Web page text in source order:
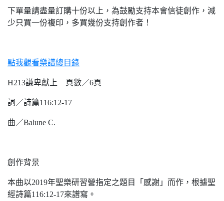
下單量請盡量訂購十份以上，為鼓勵支持本會信徒創作，減
少只買一份複印，多買幾份支持創作者！
點我觀看樂譜總目錄
H213謙卑獻上 頁數／6頁
詞／詩篇116:12-17
曲／Balune C.
創作背景
本曲以2019年聖樂研習營指定之題目「感謝」而作，根據聖
經詩篇116:12-17來譜寫。